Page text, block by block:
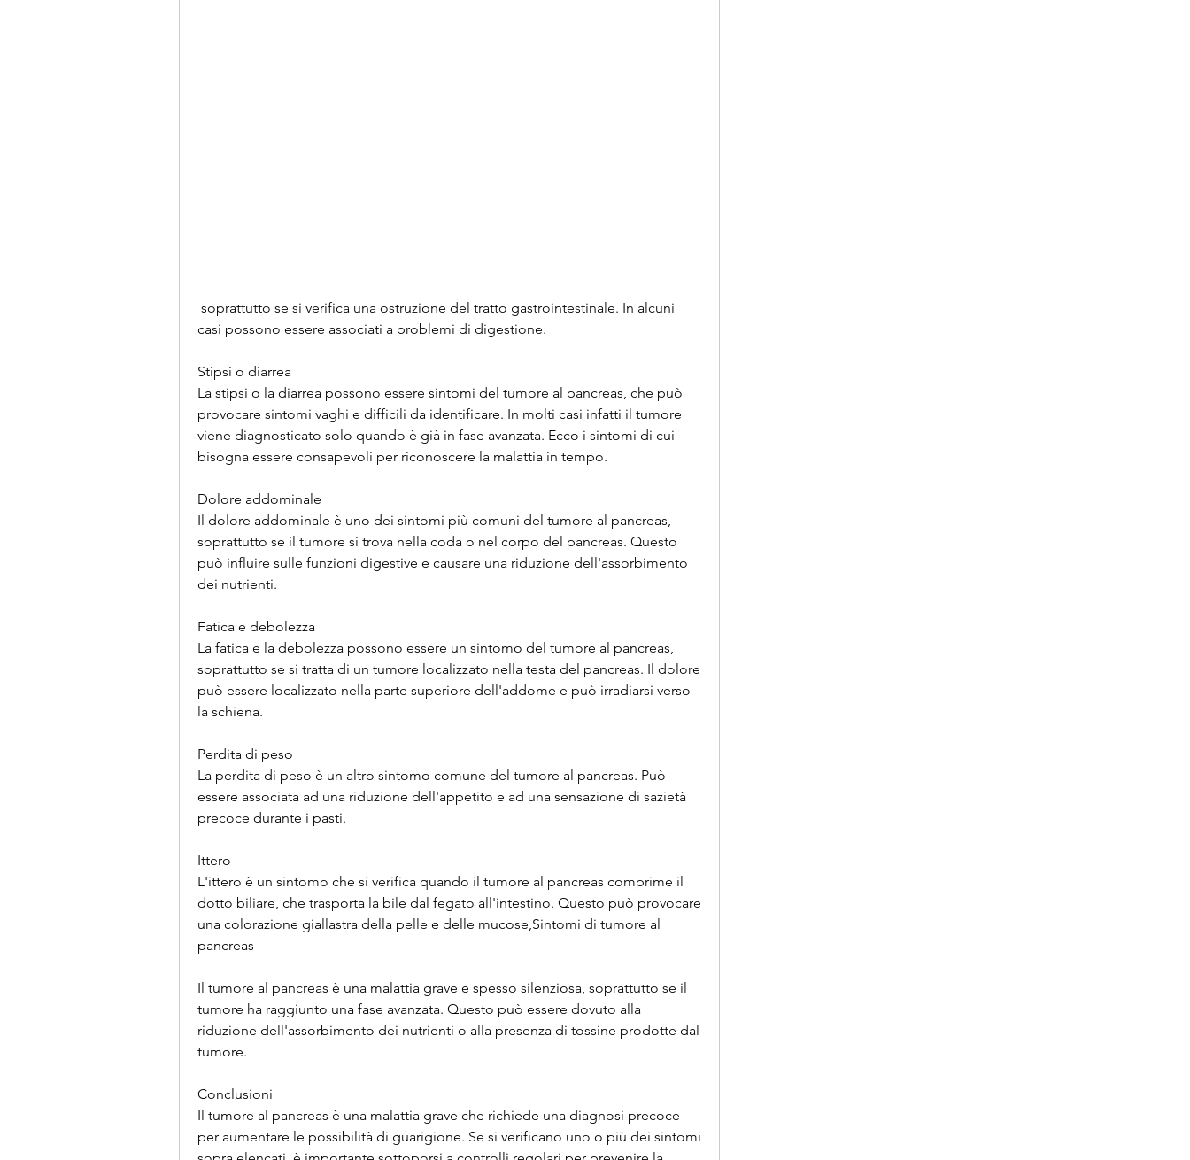
casi possono essere associati a problemi di digestione.
Stipsi o diarrea
La stipsi o la diarrea possono essere sintomi del tumore al pancreas, che può
provocare sintomi vaghi e difficili da identificare. In molti casi infatti il tumore
viene diagnosticato solo quando è già in fase avanzata. Ecco i sintomi di cui
bisogna essere consapevoli per riconoscere la malattia in tempo.
Dolore addominale
Il dolore addominale è uno dei sintomi più comuni del tumore al pancreas,
soprattutto se il tumore si trova nella coda o nel corpo del pancreas. Questo
può influire sulle funzioni digestive e causare una riduzione dell'assorbimento
dei nutrienti.
Fatica e debolezza
La fatica e la debolezza possono essere un sintomo del tumore al pancreas,
soprattutto se si tratta di un tumore localizzato nella testa del pancreas. Il dolore
può essere localizzato nella parte superiore dell'addome e può irradiarsi verso
la schiena.
Perdita di peso
La perdita di peso è un altro sintomo comune del tumore al pancreas. Può
essere associata ad una riduzione dell'appetito e ad una sensazione di sazietà
precoce durante i pasti.
Ittero
L'ittero è un sintomo che si verifica quando il tumore al pancreas comprime il
dotto biliare, che trasporta la bile dal fegato all'intestino. Questo può provocare
una colorazione giallastra della pelle e delle mucose,Sintomi di tumore al
pancreas
Il tumore al pancreas è una malattia grave e spesso silenziosa, soprattutto se il
tumore ha raggiunto una fase avanzata. Questo può essere dovuto alla
riduzione dell'assorbimento dei nutrienti o alla presenza di tossine prodotte dal
tumore.
Conclusioni
Il tumore al pancreas è una malattia grave che richiede una diagnosi precoce
per aumentare le possibilità di guarigione. Se si verificano uno o più dei sintomi